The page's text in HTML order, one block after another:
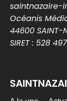
saintnazaire-
Océanis
44600 SAINT-
SIRET : 528